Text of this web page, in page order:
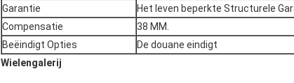
Garantie
Het leven beperkte Structurele
Compensatie
38 MM.
Beëindigt Opties
De douane eindigt
Wielengalerij